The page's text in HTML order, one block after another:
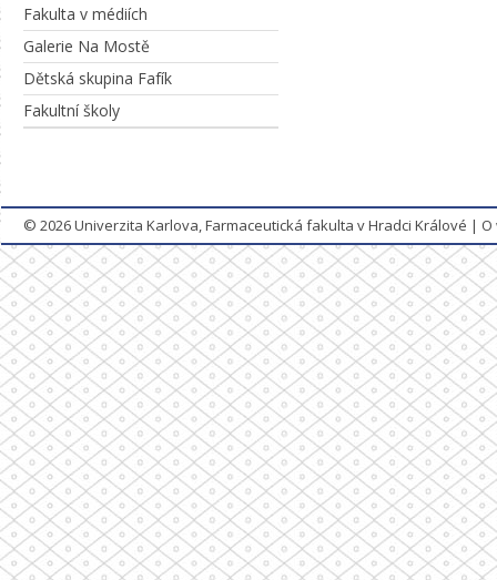
Fakulta v médiích
Galerie Na Mostě
Dětská skupina Fafík
Fakultní školy
© 2026Univerzita Karlova, Farmaceutická fakulta v Hradci Králové |